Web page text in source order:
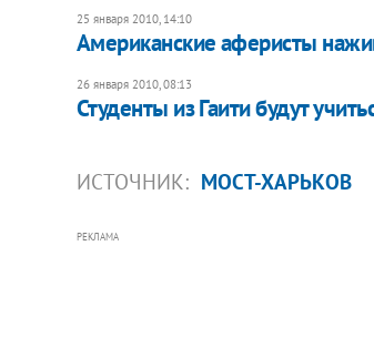
25 января 2010, 14:10
Американcкие аферисты
26 января 2010, 08:13
Студенты из Гаити будут
ИСТОЧНИК: МОСТ-ХАРЬКОВ
РЕКЛАМА